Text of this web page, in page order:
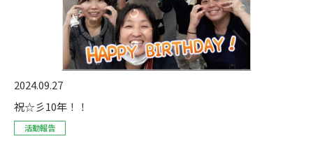
2024.09.27
祝☆彡10年！！
活動報告